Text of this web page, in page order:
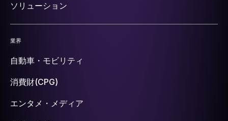
ソリューション
業界
自動車・モビリティ
消費財(CPG)
エンタメ・メディア